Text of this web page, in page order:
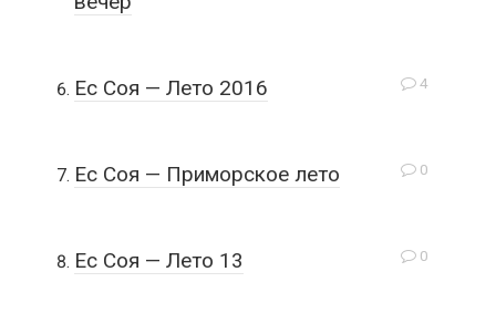
4
Ес Соя — Лето 2016
0
Ес Соя — Приморское лето
0
Ес Соя — Лето 13